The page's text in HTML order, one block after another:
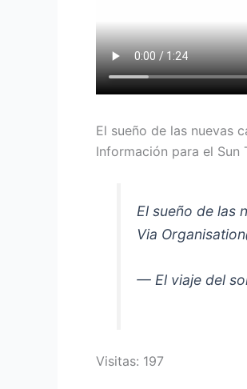
El sueño de las nuevas
Información para el
El sueño de las
Via
— El viaje del
Visitas: 197